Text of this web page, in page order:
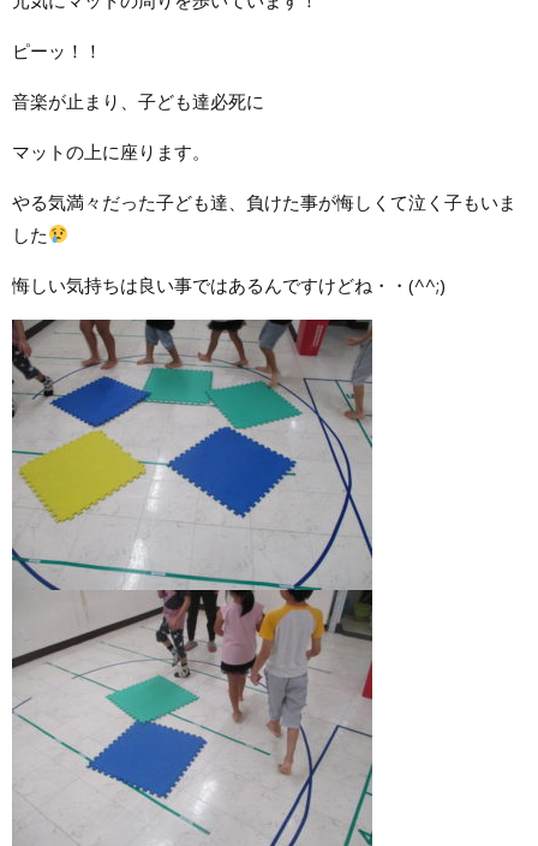
ピーッ！！
音楽が止まり、子ども達必死に
マットの上に座ります。
やる気満々だった子ども達、負けた事が悔しくて泣く子もいま
した
悔しい気持ちは良い事ではあるんですけどね・・(^^;)